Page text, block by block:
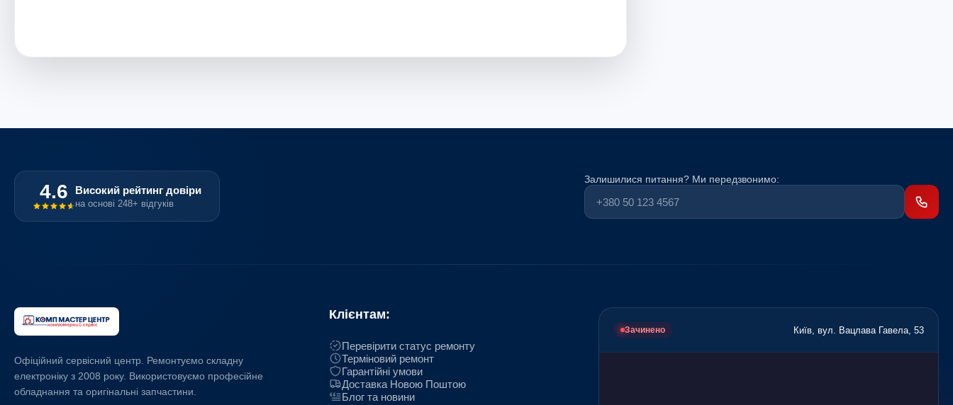
4.6 Високий рейтинг довіри
на основі 248+ відгуків
Залишилися питання? Ми передзвонимо:
Офіційний сервісний центр. Ремонтуємо складну
електроніку з 2008 року. Використовуємо професійне
обладнання та оригінальні запчастини.
Клієнтам:
Перевірити статус ремонту
Терміновий ремонт
Гарантійні умови
Доставка Новою Поштою
Блог та новини
Зачинено Київ, вул. Вацлава Гавела, 53